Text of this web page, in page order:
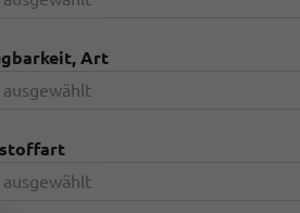
Art
ausgewählt
ausgewählt